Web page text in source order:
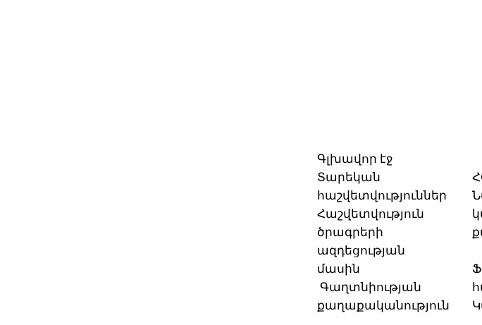
Գլխավոր էջ
Տարեկան
հաշվետվություններ
Հաշվետվություն
ծրագրերի
ազդեցության
մասին
Գաղտնիության
քաղաքականություն